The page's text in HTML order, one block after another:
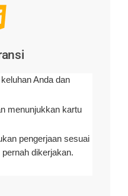
Anda dan
menunjukkan kartu
pengerjaan sesuai
dikerjakan.